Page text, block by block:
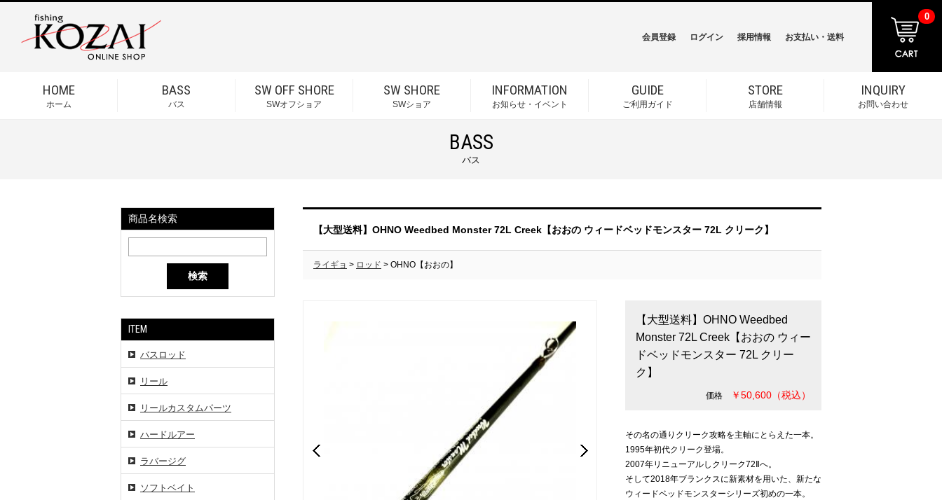
HOME
ホーム
BASS
バス
SW OFF SHORE
SWオフショア
SW SHORE
SWショア
INFORMATION
お知らせ・イベント
GUIDE
ご利用ガイド
STORE
店舗情報
INQUIRY
お問い合わせ
会員登録 ログイン 採用情報 お支払い・送料
0
BASS
バス
商品名検索
検索
ITEM
バスロッド
リール
リールカスタムパーツ
ハードルアー
ラバージグ
ソフトベイト
【大型送料】OHNO Weedbed Monster 72L Creek【おおの ウィードベッドモンスター 72L クリーク】
ライギョ > ロッド > OHNO【おおの】
【大型送料】OHNO Weedbed
Monster 72L Creek【おおの ウィー
ドベッドモンスター 72L クリー
ク】
価格 ￥50,600（税込）
その名の通りクリーク攻略を主軸にとらえた一本。
1995年初代クリーク登場。
2007年リニューアルしクリーク72Ⅱへ。
そして2018年ブランクスに新素材を用いた、新たな
ウィードベッドモンスターシリーズ初めの一本。